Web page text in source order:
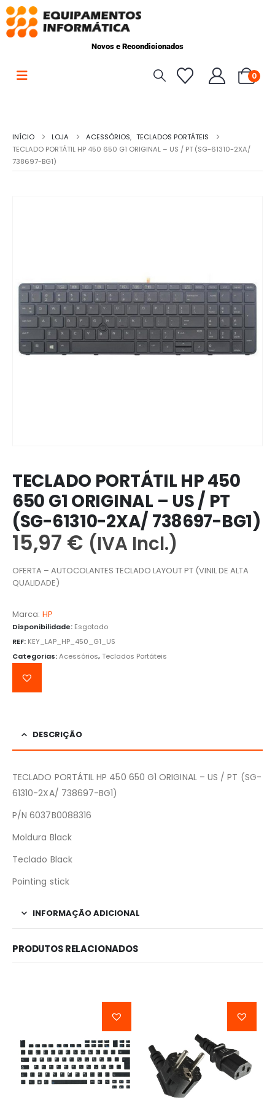
Novos e Recondicionados
0
INÍCIO LOJA ACESSÓRIOS, TECLADOS PORTÁTEIS
TECLADO PORTÁTIL HP 450 650 G1 ORIGINAL – US / PT (SG-61310-2XA/
738697-BG1)
TECLADO PORTÁTIL HP 450
650 G1 ORIGINAL – US / PT
(SG-61310-2XA/ 738697-BG1)
15,97 € (IVA Incl.)
OFERTA – AUTOCOLANTES TECLADO LAYOUT PT (VINIL DE ALTA
QUALIDADE)
Marca: HP
Disponibilidade: Esgotado
REF: KEY_LAP_HP_450_G1_US
Categorias:Acessórios,Teclados Portáteis
DESCRIÇÃO
TECLADO PORTÁTIL HP 450 650 G1 ORIGINAL – US / PT (SG-
61310-2XA/ 738697-BG1)
P/N 6037B0088316
Moldura Black
Teclado Black
Pointing stick
INFORMAÇÃO ADICIONAL
PRODUTOS RELACIONADOS